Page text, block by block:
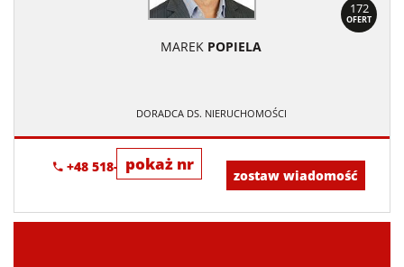
172
OFERT
MAREK POPIELA
DORADCA DS. NIERUCHOMOŚCI
pokaż nr
+48 518-967-677
zostaw wiadomość